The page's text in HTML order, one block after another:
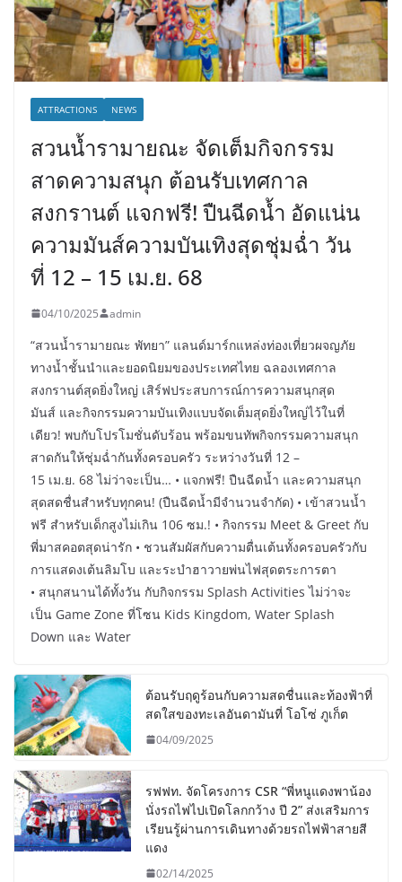
ATTRACTIONS NEWS
สวนน้ำรามายณะ จัดเต็มกิจกรรม
สาดความสนุก ต้อนรับเทศกาล
สงกรานต์ แจกฟรี! ปืนฉีดน้ำ อัดแน่น
ความมันส์ความบันเทิงสุดชุ่มฉ่ำ วัน
ที่ 12 – 15 เม.ย. 68
04/10/2025 admin
“สวนน้ำรามายณะ พัทยา” แลนด์มาร์กแหล่งท่องเที่ยวผจญภัย
ทางน้ำชั้นนำและยอดนิยมของประเทศไทย ฉลองเทศกาล
สงกรานต์สุดยิ่งใหญ่ เสิร์ฟประสบการณ์การความสนุกสุด
มันส์ และกิจกรรมความบันเทิงแบบจัดเต็มสุดยิ่งใหญ่ไว้ในที่
เดียว! พบกับโปรโมชั่นดับร้อน พร้อมขนทัพกิจกรรมความสนุก
สาดกันให้ชุ่มฉ่ำกันทั้งครอบครัว ระหว่างวันที่ 12 –
15 เม.ย. 68 ไม่ว่าจะเป็น… • แจกฟรี! ปืนฉีดน้ำ และความสนุก
สุดสดชื่นสำหรับทุกคน! (ปืนฉีดน้ำมีจำนวนจำกัด) • เข้าสวนน้ำ
ฟรี สำหรับเด็กสูงไม่เกิน 106 ซม.! • กิจกรรม Meet & Greet กับ
พี่มาสคอตสุดน่ารัก • ชวนสัมผัสกับความตื่นเต้นทั้งครอบครัวกับ
การแสดงเต้นลิมโบ และระบำฮาวายพ่นไฟสุดตระการตา
• สนุกสนานได้ทั้งวัน กับกิจกรรม Splash Activities ไม่ว่าจะ
เป็น Game Zone ที่โซน Kids Kingdom, Water Splash
Down และ Water
ต้อนรับฤดูร้อนกับความสดชื่นและท้องฟ้าที่
สดใสของทะเลอันดามันที่ โอโซ่ ภูเก็ต
04/09/2025
รฟฟท. จัดโครงการ CSR “พี่หนูแดงพาน้อง
นั่งรถไฟไปเปิดโลกกว้าง ปี 2” ส่งเสริมการ
เรียนรู้ผ่านการเดินทางด้วยรถไฟฟ้าสายสี
แดง
02/14/2025